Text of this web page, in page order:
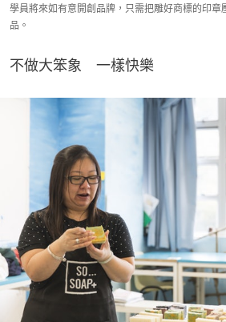
學員將來如有意開創品牌，只需把雕好商標的印章
品。
不做大笨象　一樣快樂